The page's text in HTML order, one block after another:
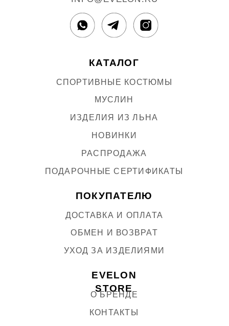
EVELON
STORE
О БРЕНДЕ
РЕКВИЗИТЫ
Разработка сайтаKilev Lab
Политика конфиденциальности
ИП Дешкин Антон Владимирович ( реквизиты